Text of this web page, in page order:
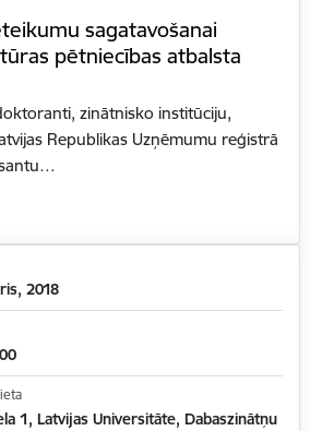
sagatavošanai
pētniecības atbalsta
zinātnisko institūciju,
Republikas Uzņēmumu reģistrā
2018
1, Latvijas Universitāte, Dabaszinātņu